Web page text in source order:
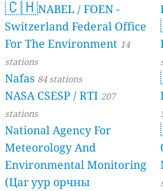
🇨🇭NABEL / FOEN -
Switzerland Federal Office
For The Environment 14
stations
Nafas 84 stations
NASA CSESP / RTI 207
stations
National Agency For
Meteorology And
Environmental Monitoring
(Цаг уур орчны